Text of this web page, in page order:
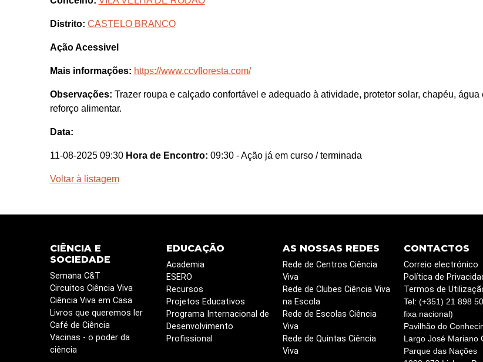
Distrito: CASTELO BRANCO
Ação Acessivel
Mais informações: https://www.ccvfloresta.com/
Observações: Trazer roupa e calçado confortável e adequado à atividade, protetor solar, chapéu, água
reforço alimentar.
Data:
11-08-2025 09:30 Hora de Encontro: 09:30 - Ação já em curso / terminada
Voltar à listagem
CIÊNCIA E
SOCIEDADE
Semana C&T
Circuitos Ciência Viva
Ciência Viva em Casa
Livros que queremos ler
Café de Ciência
Vacinas - o poder da
ciência
EDUCAÇÃO
Academia
ESERO
Recursos
Projetos Educativos
Programa Internacional de
Desenvolvimento
Profissional
AS NOSSAS REDES
Rede de Centros Ciência
Viva
Rede de Clubes Ciência Viva
na Escola
Rede de Escolas Ciência
Viva
Rede de Quintas Ciência
Viva
CONTACTOS
Correio electrónico
Política de
Termos de
Tel: (+351) 21 898
fixa nacional)
Pavilhão do
Largo José Mariano
Parque das Nações